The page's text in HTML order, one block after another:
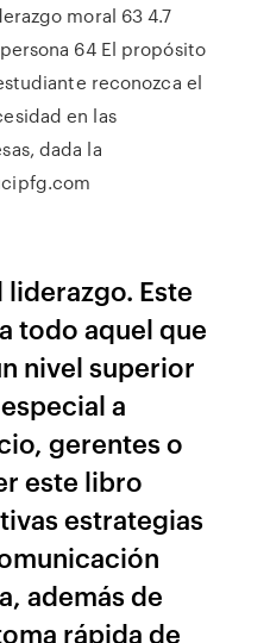
moral 63 4.7
64 El propósito
reconozca el
en las
dada la
liderazgo. Este
todo aquel que
nivel superior
a
gerentes o
este libro
estrategias
además de
rápida de